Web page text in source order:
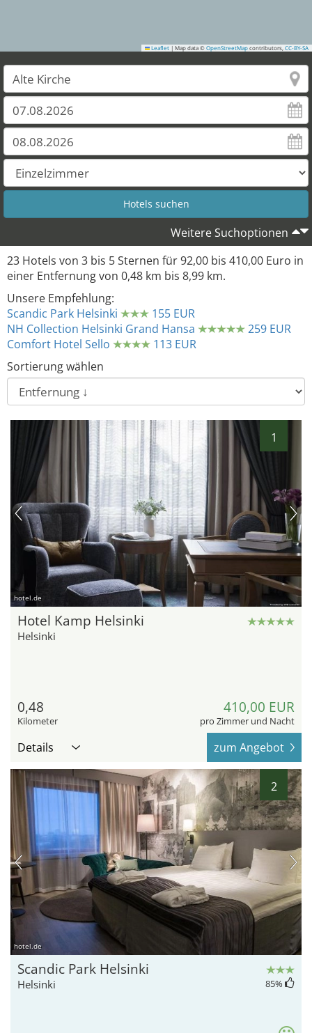
Leaflet | Map data © OpenStreetMap contributors, CC-BY-SA
Weitere Suchoptionen
23 Hotels von 3 bis 5Sternen für92,00 bis 410,00 Euro in
einer Entfernung von 0,48 km bis 8,99 km.
Unsere Empfehlung:
Scandic Park Helsinki
155 EUR
NH Collection Helsinki Grand Hansa
259 EUR
Comfort Hotel Sello
113 EUR
Sortierung wählen
1
hotel.de
Hotel Kamp Helsinki
Helsinki
0,48
Kilometer
410,00 EUR
pro Zimmer und Nacht
Details zum Angebot
2
hotel.de
Scandic Park Helsinki
Helsinki 85%